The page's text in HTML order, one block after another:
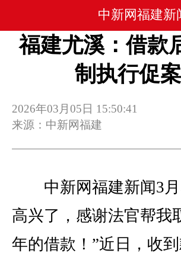
中新网福建新
福建尤溪：借款
制执行促
2026年03月05日 15:50:41
来源：中新网福建
中新网福建新闻3月
高兴了，感谢法官帮我
年的借款！”近日，收